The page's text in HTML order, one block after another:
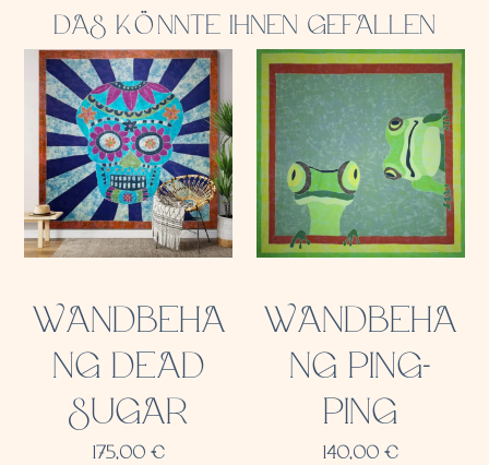
DAS KÖNNTE IHNEN GEFALLEN
WANDBEHA
NG DEAD
SUGAR
175,00 €
WANDBEHA
NG PING-
PING
140,00 €